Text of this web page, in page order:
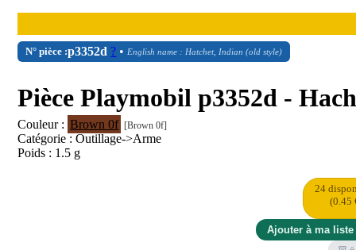
N° pièce :p3352d ? •English name : Hatchet, Indian (old style)
Pièce Playmobil p3352d -
Couleur : Brown 0f [Brown 0f]
Catégorie : Outillage->Arme
Poids : 1.5 g
24
(0.45